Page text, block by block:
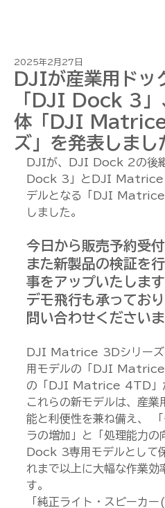
DJIが産業用ドッ
「DJI Dock 3」
体「DJI
ズ」を発表しまし
2025年2月27日
DJIが、DJI Dock 2の後
Dock 3」とDJI Matrice
デルとなる「DJI Matrice
しました。
今日から販売予約受
また新製品の検証を
事をアップいたします
デモ飛行も承ってお
問い合わせくださいま
DJI Matrice 3Dシリーズ
用モデルの「DJI Matrice
の「DJI Matrice 4TD」
これらの新モデルは、産業
能と利便性を兼ね備え、
ラの増加」と「処理能力
Dock 3専用モデルとして
れまで以上に大幅な作業効
す。
「純正ライト・スピーカ